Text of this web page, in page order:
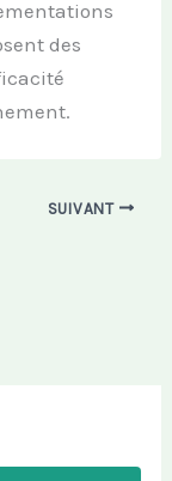
des
SUIVANT